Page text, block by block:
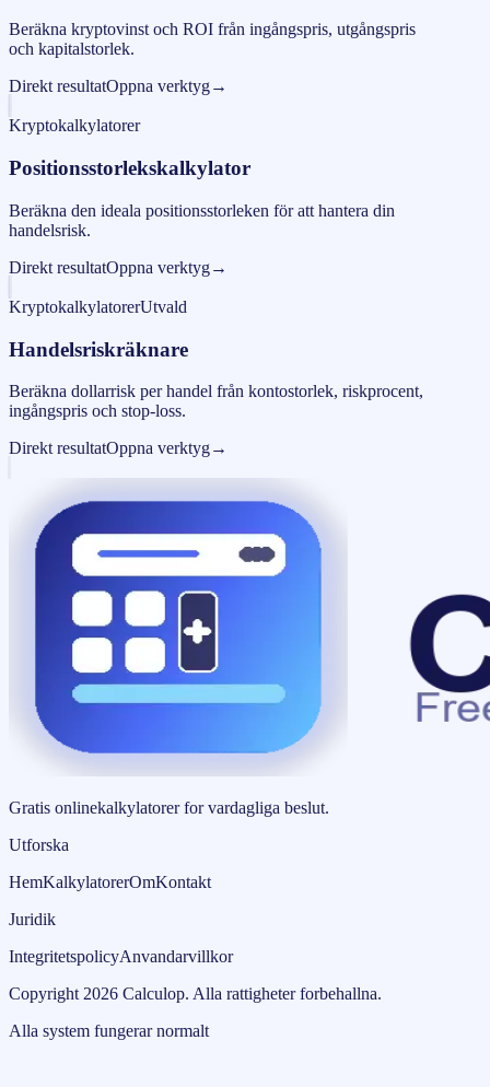
Beräkna kryptovinst och ROI från ingångspris, utgångspris
och kapitalstorlek.
Direkt resultatOppna verktyg→
Kryptokalkylatorer
Positionsstorlekskalkylator
Beräkna den ideala positionsstorleken för att hantera din
handelsrisk.
Direkt resultatOppna verktyg→
KryptokalkylatorerUtvald
Handelsriskräknare
Beräkna dollarrisk per handel från kontostorlek, riskprocent,
ingångspris och stop-loss.
Direkt resultatOppna verktyg→
Gratis onlinekalkylatorer for vardagliga beslut.
Utforska
HemKalkylatorerOmKontakt
Juridik
IntegritetspolicyAnvandarvillkor
Copyright 2026 Calculop. Alla rattigheter forbehallna.
Alla system fungerar normalt